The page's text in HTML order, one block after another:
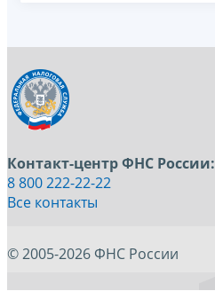
Контакт-центр ФНС России:
8 800 222-22-22
Все контакты
© 2005-2026 ФНС России